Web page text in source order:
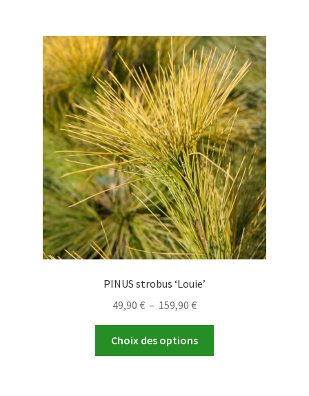
variations.
Les
options
peuvent
être
choisies
sur
la
page
du
produit
PINUS strobus ‘Louie’
49,90 € – 159,90 €Plage
prix :
49,90 €
Choix des options